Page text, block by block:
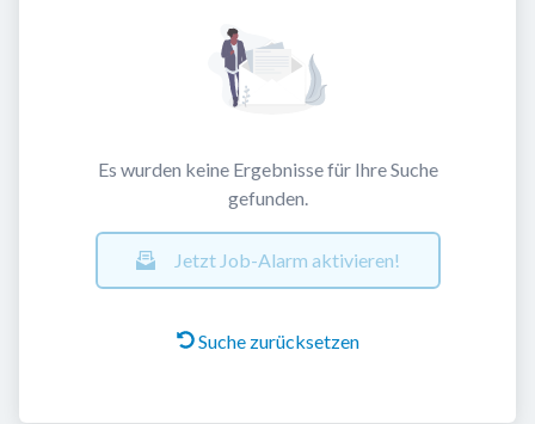
Es wurden keine Ergebnisse für Ihre Suche
gefunden.
Jetzt Job-Alarm aktivieren!
Suche zurücksetzen